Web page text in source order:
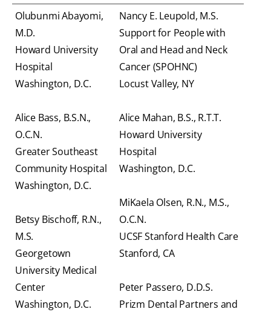
Olubunmi Abayomi,
M.D.
Howard University
Hospital
Washington, D.C.
Alice Bass, B.S.N.,
O.C.N.
Greater Southeast
Community Hospital
Washington, D.C.
Betsy Bischoff, R.N.,
M.S.
Georgetown
University Medical
Center
Washington, D.C.
Nancy E. Leupold, M.S.
Support for People with
Oral and Head and Neck
Cancer (SPOHNC)
Locust Valley, NY
Alice Mahan, B.S., R.T.T.
Howard University
Hospital
Washington, D.C.
MiKaela Olsen, R.N., M.S.,
O.C.N.
UCSF Stanford Health Care
Stanford, CA
Peter Passero, D.D.S.
Prizm Dental Partners and